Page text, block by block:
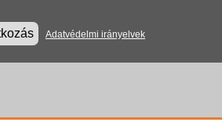
Adatvédelmi irányelvek